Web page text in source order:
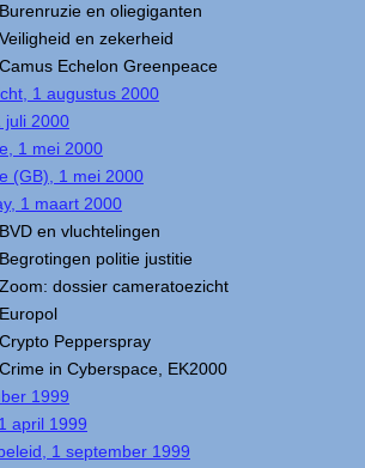
Burenruzie en oliegiganten
Veiligheid en zekerheid
Camus Echelon Greenpeace
1 augustus 2000
juli 2000
1 mei 2000
(GB), 1 mei 2000
1 maart 2000
BVD en vluchtelingen
Begrotingen politie justitie
Zoom: dossier cameratoezicht
Europol
Crypto Pepperspray
Crime in Cyberspace, EK2000
1999
april 1999
1 september 1999